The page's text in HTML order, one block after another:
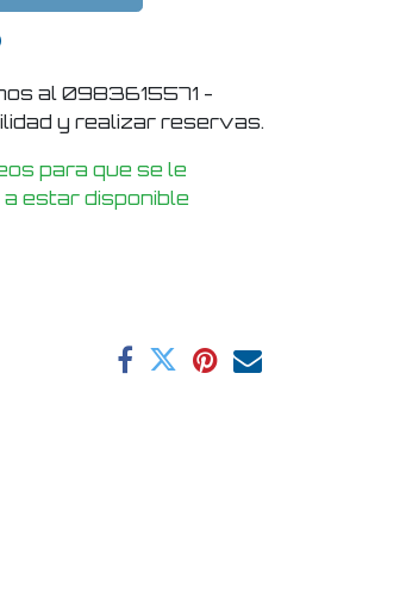
al 0983615571 -
y realizar reservas.
para que se le
estar disponible